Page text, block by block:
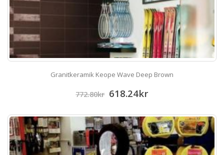
Granitkeramik Keope Wave Deep Brown
772.80kr 618.24kr